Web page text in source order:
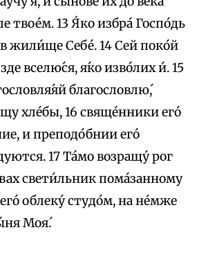
твое́м. 13 Я́ко избра́ Госпо́дь
жили́ще Себе́. 14 Сей поко́й
вселю́ся, я́ко изво́лих и́. 15
благословлю́,
хле́бы, 16 свяще́нники eго́
и преподо́бнии eго́
17 Та́мо возращу́ рог
свети́льник пома́занному
облеку́ студо́м, на не́мже
Моя́.